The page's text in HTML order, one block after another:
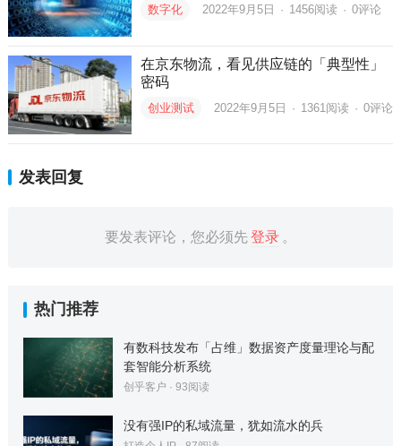
数字化 2022年9月5日 · 1456阅读 · 0评论
在京东物流，看见供应链的「典型性」
密码
创业测试 2022年9月5日 · 1361 阅读 · 0评论
发表回复
要发表评论，您必须先登录 。
热门推荐
有数科技发布「占维」数据资产度量理论与配
套智能分析系统
创乎客户 · 93阅读
没有强IP的私域流量，犹如流水的兵